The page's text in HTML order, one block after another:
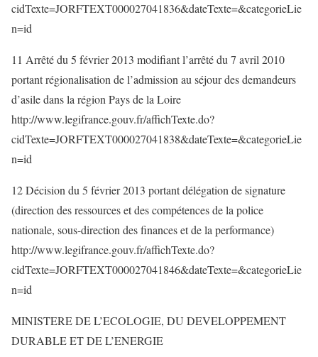
cidTexte=JORFTEXT000027041836&dateTexte=&categorieLie
n=id
11 Arrêté du 5 février 2013 modifiant l’arrêté du 7 avril 2010
portant régionalisation de l’admission au séjour des demandeurs
d’asile dans la région Pays de la Loire
http://www.legifrance.gouv.fr/affichTexte.do?
cidTexte=JORFTEXT000027041838&dateTexte=&categorieLie
n=id
12 Décision du 5 février 2013 portant délégation de signature
(direction des ressources et des compétences de la police
nationale, sous-direction des finances et de la performance)
http://www.legifrance.gouv.fr/affichTexte.do?
cidTexte=JORFTEXT000027041846&dateTexte=&categorieLie
n=id
MINISTERE DE L’ECOLOGIE, DU DEVELOPPEMENT
DURABLE ET DE L’ENERGIE